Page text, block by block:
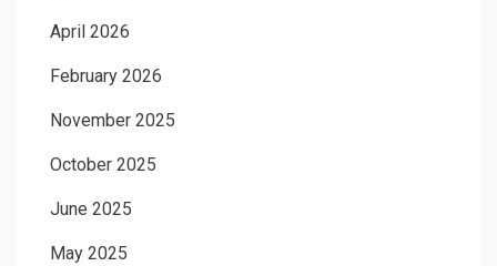
April 2026
February 2026
November 2025
October 2025
June 2025
May 2025